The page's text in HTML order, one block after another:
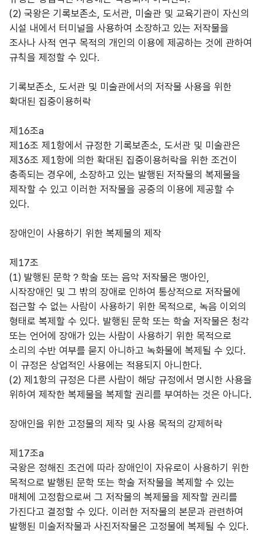
(2) 국왕은 기록보존소, 도서관, 미술관 및 교육기관이 자신의
시설 내에서 터미널을 사용하여 소장하고 있는 저작물을
조사나 사적 연구 목적의 개인의 이용에 제공하는 것에 관하여
규칙을 제정할 수 있다.
기록보존소, 도서관 및 미술관에서의 저작물 사용을 위한
확대된 집중이용허락
제16조a
제16조 제1항에서 규정한 기록보존소, 도서관 및 미술관은
제36조 제1항에 의한 확대된 집중이용허락을 위한 조건이
충족되는 경우에, 소장하고 있는 발행된 저작물의 복제물을
제작할 수 있고 이러한 저작물을 공중의 이용에 제공할 수
있다.
장애인이 사용하기 위한 복제물의 제작
제17조
(1) 발행된 문학？학술 또는 음악 저작물은 맹아인,
시작장애인 및 그 밖의 장애로 인하여 통상적으로 저작물에
접근할 수 없는 사람이 사용하기 위한 목적으로, 녹음 이외의
형태로 복제할 수 있다. 발행된 문학 또는 학술 저작물은 청각
또는 언어에 장애가 있는 사람이 사용하기 위한 목적으로
소리의 수반 여부를 묻지 아니하고 녹화물에 복제될 수 있다.
이 규정은 상업적인 사용에는 적용되지 아니한다.
(2) 제1항의 규정은 다른 사람이 해당 규정에서 명시한 사용을
위하여 제작한 복제물을 복제할 권리를 부여하는 것은 아니다.
장애인을 위한 고정물의 제작 및 사용 목적의 강제허락
제17조a
국왕은 정해진 조건에 따라 장애인이 자유로이 사용하기 위한
목적으로 발행된 문학 또는 학술 저작물을 복제할 수 있는
매체에 고정함으로써 그 저작물의 복제물을 제작할 권리를
가진다고 결정할 수 있다. 이러한 저작물의 본문과 관련하여
발행된 미술저작물과 사진저작물은 고정물에 복제될 수 있다.